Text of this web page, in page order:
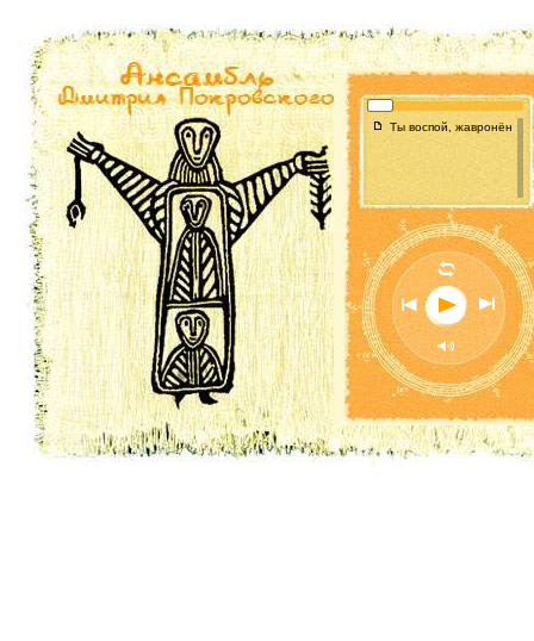
p n
o
M
l
f Ты воспой, жавронёнок